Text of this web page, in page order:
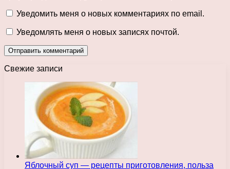
Уведомить меня о новых комментариях по email.
Уведомлять меня о новых записях почтой.
Свежие записи
Яблочный суп — рецепты приготовления, польза